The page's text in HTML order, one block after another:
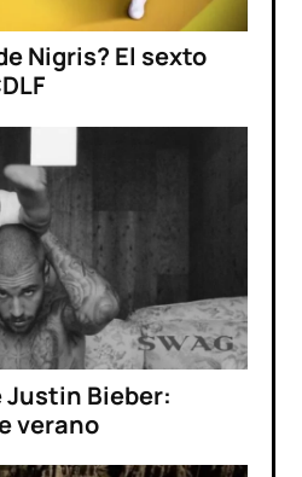
Nigris? El sexto
Justin Bieber:
verano